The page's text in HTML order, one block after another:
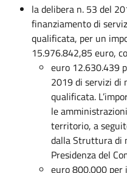
la delibera n. 53 del
finanziamento di
qualificata, per un
15.976.842,85 euro,
euro 12.630.439
2019 di servizi di
qualificata.
le
territorio, a
dalla Struttura di
Presidenza del
euro 800.000 per